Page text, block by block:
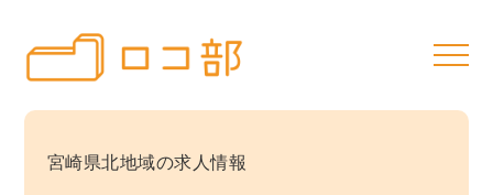
宮崎県北地域の求人情報